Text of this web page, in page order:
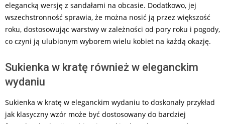
elegancką wersję z sandałami na obcasie. Dodatkowo, jej
wszechstronność sprawia, że można nosić ją przez większość
roku, dostosowując warstwy w zależności od pory roku i pogody,
co czyni ją ulubionym wyborem wielu kobiet na każdą okazję.
Sukienka w kratę również w eleganckim
wydaniu
Sukienka w kratę w eleganckim wydaniu to doskonały przykład
jak klasyczny wzór może być dostosowany do bardziej